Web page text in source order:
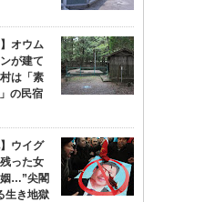
オウム
が建て
は「素
の民宿
ウイグ
った女
…”尖閣
生き地獄